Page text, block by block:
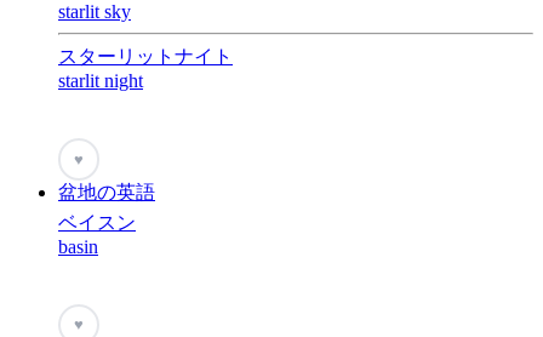
starlit sky
スターリットナイト
starlit night
♥
盆地の英語
ベイスン
basin
♥